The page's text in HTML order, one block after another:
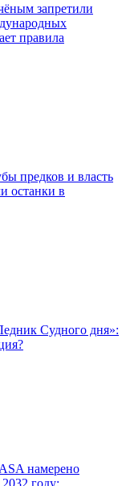
запретили
правила
предков и власть
останки в
Судного дня»:
намерено
году: